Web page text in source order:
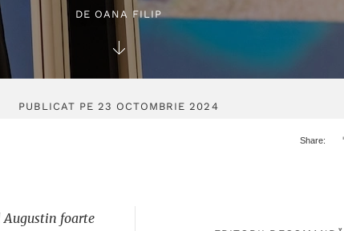
DE OANA FILIP
PUBLICAT PE 23 OCTOMBRIE 2024
Augustin foarte